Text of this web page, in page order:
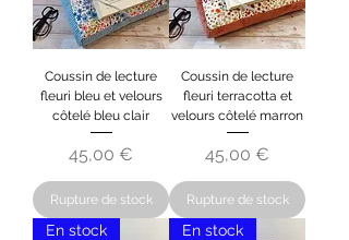
Coussin de lecture
fleuri bleu et velours
côtelé bleu clair
Prix
45,00 €
Rupture de stock
Coussin de lecture
fleuri terracotta et
velours côtelé marron
Prix
45,00 €
Rupture de stock
En stock En stock